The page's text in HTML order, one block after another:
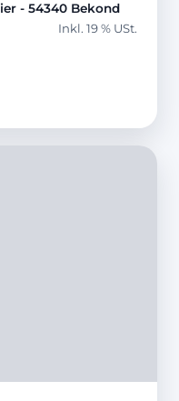
- 54340 Bekond
Inkl. 19 % USt.